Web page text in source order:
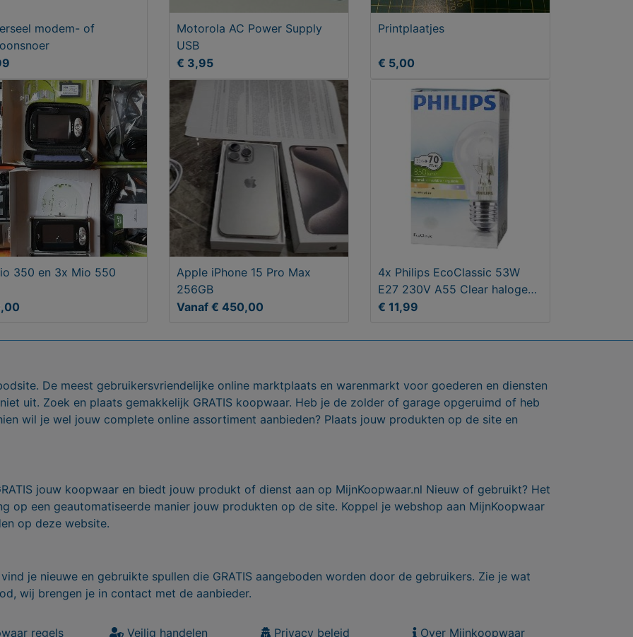
modem- of
Motorola AC Power Supply
USB
€ 3,95
Printplaatjes
€ 5,00
350 en 3x Mio 550
Apple iPhone 15 Pro Max
256GB
Vanaf € 450,00
4x Philips EcoClassic 53W
E27 230V A55 Clear halogeen
lampen
€ 11,99
De meest gebruikersvriendelijke online marktplaats en warenmarkt voor goederen en diensten
uit. Zoek en plaats gemakkelijk GRATIS koopwaar. Heb je de zolder of garage opgeruimd of heb
wil je wel jouw complete online assortiment aanbieden? Plaats jouw produkten op de site en
jouw koopwaar en biedt jouw produkt of dienst aan op MijnKoopwaar.nl Nieuw of gebruikt? Het
op een geautomatiseerde manier jouw produkten op de site. Koppel je webshop aan MijnKoopwaar
op deze website.
je nieuwe en gebruikte spullen die GRATIS aangeboden worden door de gebruikers. Zie je wat
wij brengen je in contact met de aanbieder.
regels Veilig handelen Privacy beleid Over Mijnkoopwaar